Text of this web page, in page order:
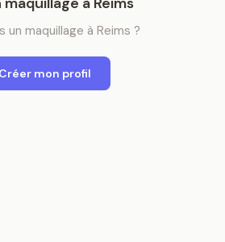
un maquillage à Reims ?
Créer mon profil